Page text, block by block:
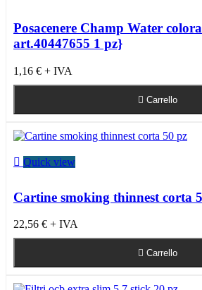
Posacenere Champ Water
art.40447655 1 pz}
1,16 € + IVA
 Carrello
 Quick view
Cartine smoking thinnest corta
22,56 € + IVA
 Carrello